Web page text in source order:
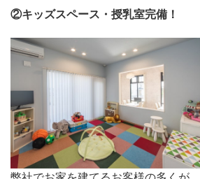
②キッズスペース・授乳室完備！